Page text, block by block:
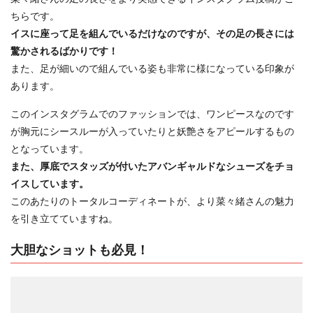
ちらです。
イスに座って足を組んでいるだけなのですが、その足の長さには
驚かされるばかりです！
また、足が細いので組んでいる姿も非常に様になっている印象が
あります。
このインスタグラムでのファッションでは、ワンピースなのです
が胸元にシースルーが入っていたりと妖艶さをアピールするもの
となっています。
また、厚底でスタッズが付いたアバンギャルドなシューズをチョ
イスしています。
このあたりのトータルコーディネートが、より菜々緒さんの魅力
を引き立てていますね。
大胆なショットも必見！